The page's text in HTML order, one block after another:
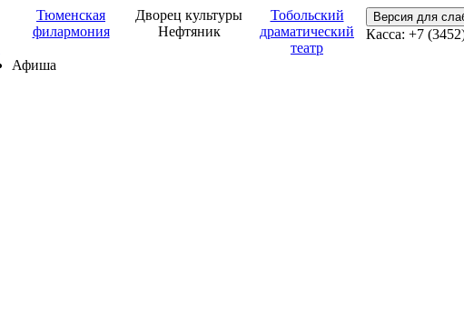
Тюменская
филармония
Дворец культуры
Нефтяник
Тобольский
драматический
театр
Версия для
Касса: +7
Афиша